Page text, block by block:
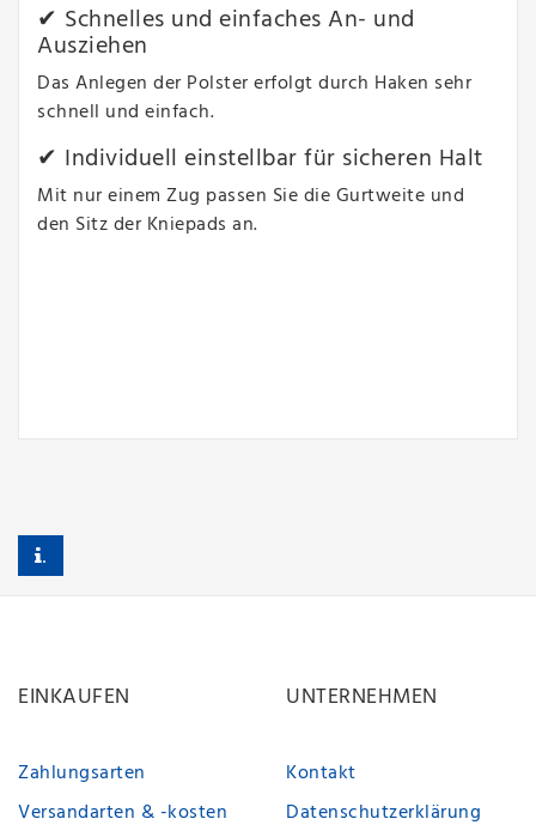
✔ Schnelles und einfaches An- und
Ausziehen
Das Anlegen der Polster erfolgt durch Haken sehr
schnell und einfach.
✔ Individuell einstellbar für sicheren Halt
Mit nur einem Zug passen Sie die Gurtweite und
den Sitz der Kniepads an.
.
EINKAUFEN
Zahlungsarten
Versandarten & -kosten
UNTERNEHMEN
Kontakt
Datenschutzerklärung